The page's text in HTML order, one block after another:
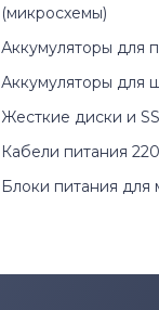
(микросхемы)
Аккумуляторы для
Аккумуляторы для
Жесткие диски и
Кабели питания
Блоки питания для